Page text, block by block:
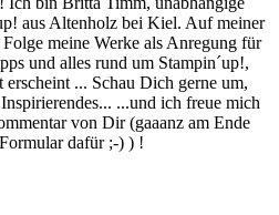
aus Altenholz bei Kiel. Auf meiner
meine Werke als Anregung für
und alles rund um Stampin´up!,
erscheint ... Schau Dich gerne um,
...und ich freue mich
von Dir (gaaanz am Ende
dafür ;-) ) !